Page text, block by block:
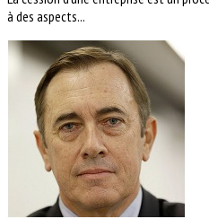
à des aspects...